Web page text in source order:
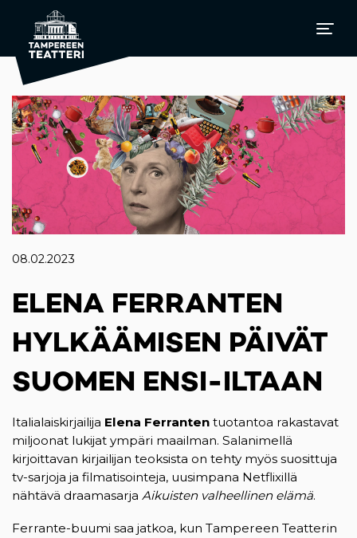
08.02.2023
ELENA FERRANTEN
HYLKÄÄMISEN PÄIVÄT
SUOMEN ENSI-ILTAAN
Italialaiskirjailija Elena Ferranten tuotantoa rakastavat
miljoonat lukijat ympäri maailman. Salanimellä
kirjoittavan kirjailijan teoksista on tehty myös suosittuja
tv-sarjoja ja filmatisointeja, uusimpana Netflixillä
nähtävä draamasarja Aikuisten valheellinen elämä.
Ferrante-buumi saa jatkoa, kun Tampereen Teatterin